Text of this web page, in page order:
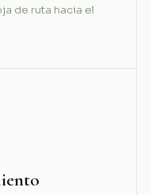
de ruta hacia el